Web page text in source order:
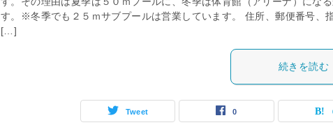
す。※冬季でも２５ｍサブプールは営業しています。 住所、郵便番号、
[…]
続きを読む
Tweet 0